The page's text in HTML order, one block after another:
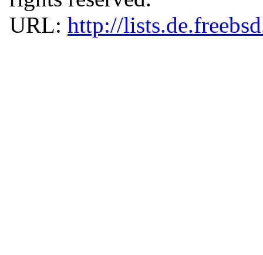
URL: http://